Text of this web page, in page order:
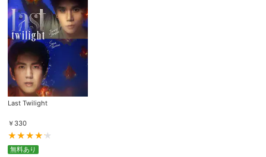
Last Twilight
￥ 330
無料あり